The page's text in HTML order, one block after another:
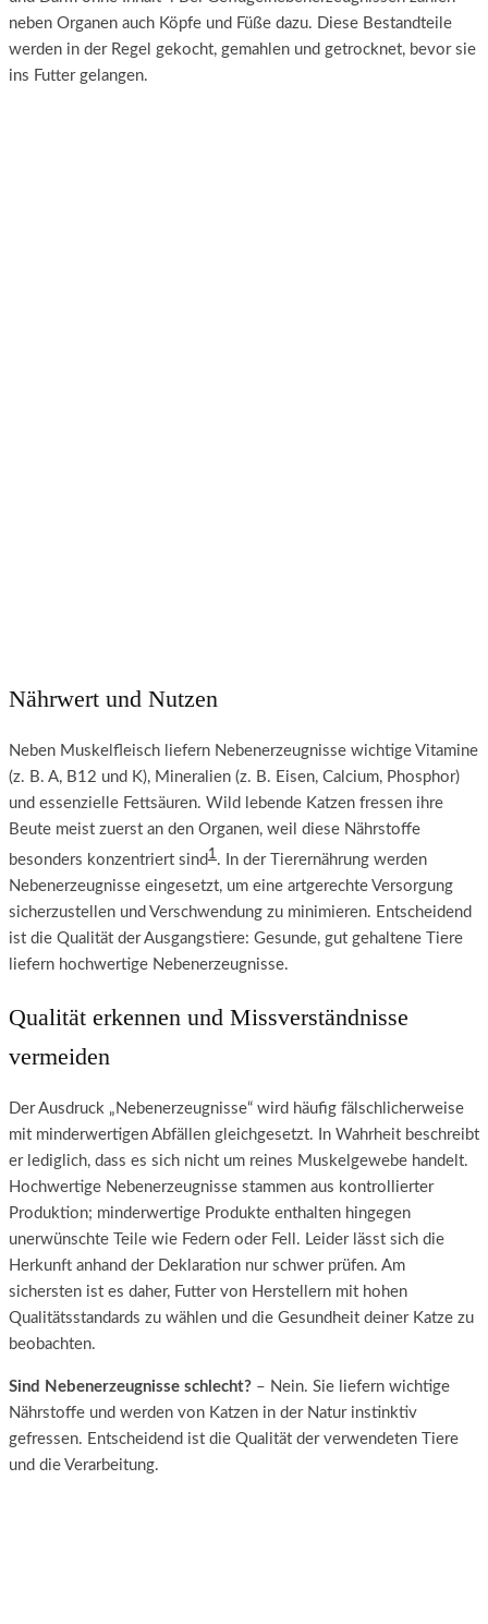
neben Organen auch Köpfe und Füße dazu. Diese Bestandteile
werden in der Regel gekocht, gemahlen und getrocknet, bevor sie
ins Futter gelangen.
Nährwert und Nutzen
Neben Muskelfleisch liefern Nebenerzeugnisse wichtige Vitamine
(z. B. A, B12 und K), Mineralien (z. B. Eisen, Calcium, Phosphor)
und essenzielle Fettsäuren. Wild lebende Katzen fressen ihre
Beute meist zuerst an den Organen, weil diese Nährstoffe
besonders konzentriert sind 1 . In der Tierernährung werden
Nebenerzeugnisse eingesetzt, um eine artgerechte Versorgung
sicherzustellen und Verschwendung zu minimieren. Entscheidend
ist die Qualität der Ausgangstiere: Gesunde, gut gehaltene Tiere
liefern hochwertige Nebenerzeugnisse.
Qualität erkennen und Missverständnisse
vermeiden
Der Ausdruck „Nebenerzeugnisse“ wird häufig fälschlicherweise
mit minderwertigen Abfällen gleichgesetzt. In Wahrheit beschreibt
er lediglich, dass es sich nicht um reines Muskelgewebe handelt.
Hochwertige Nebenerzeugnisse stammen aus kontrollierter
Produktion; minderwertige Produkte enthalten hingegen
unerwünschte Teile wie Federn oder Fell. Leider lässt sich die
Herkunft anhand der Deklaration nur schwer prüfen. Am
sichersten ist es daher, Futter von Herstellern mit hohen
Qualitätsstandards zu wählen und die Gesundheit deiner Katze zu
beobachten.
Sind Nebenerzeugnisse schlecht? – Nein. Sie liefern wichtige
Nährstoffe und werden von Katzen in der Natur instinktiv
gefressen. Entscheidend ist die Qualität der verwendeten Tiere
und die Verarbeitung.